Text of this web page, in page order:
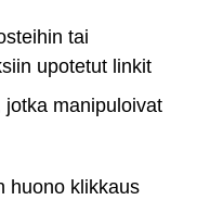
tai
upotetut linkit
manipuloivat
huono klikkaus